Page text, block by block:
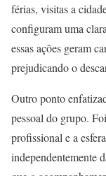
férias, visitas a
configuram uma
essas ações geram
prejudicando o
Outro ponto
pessoal do grupo.
profissional e a
independentemente